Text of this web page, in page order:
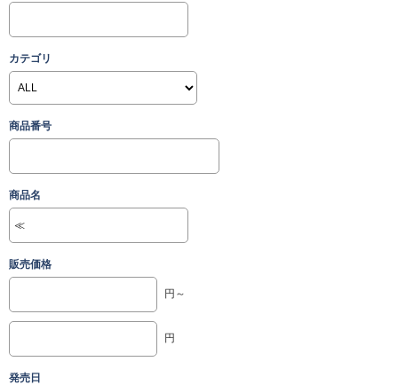
カテゴリ
商品番号
商品名
販売価格
円～
円
発売日